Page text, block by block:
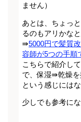
ません）
あとは、ちょっ
るのもアリかなと
⇛5000円で髪質
容師が5つの手順
こちらで紹介し
で、保湿⇛乾燥
という感じには
少しでも参考に